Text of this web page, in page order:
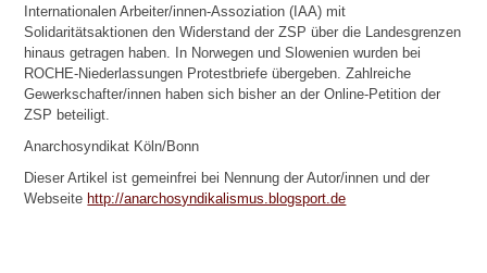
Internationalen Arbeiter/innen-Assoziation (IAA) mit
Solidaritätsaktionen den Widerstand der ZSP über die Landesgrenzen
hinaus getragen haben. In Norwegen und Slowenien wurden bei
ROCHE-Niederlassungen Protestbriefe übergeben. Zahlreiche
Gewerkschafter/innen haben sich bisher an der Online-Petition der
ZSP beteiligt.
Anarchosyndikat Köln/Bonn
Dieser Artikel ist gemeinfrei bei Nennung der Autor/innen und der
Webseitehttp://anarchosyndikalismus.blogsport.de